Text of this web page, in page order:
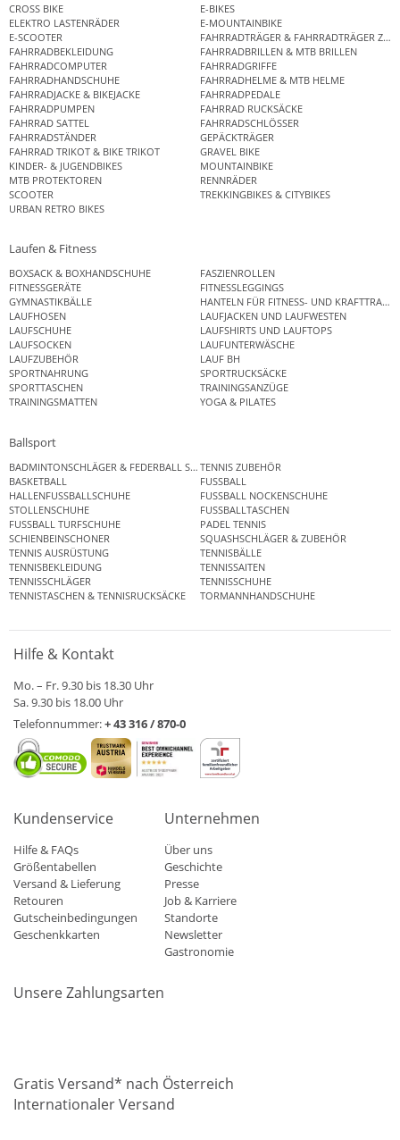
CROSS BIKE
E-BIKES
ELEKTRO LASTENRÄDER
E-MOUNTAINBIKE
E-SCOOTER
FAHRRADTRÄGER & FAHRRADTRÄGER
FAHRRADBEKLEIDUNG
FAHRRADBRILLEN & MTB BRILLEN
FAHRRADCOMPUTER
FAHRRADGRIFFE
FAHRRADHANDSCHUHE
FAHRRADHELME & MTB HELME
FAHRRADJACKE & BIKEJACKE
FAHRRADPEDALE
FAHRRADPUMPEN
FAHRRAD RUCKSÄCKE
FAHRRAD SATTEL
FAHRRADSCHLÖSSER
FAHRRADSTÄNDER
GEPÄCKTRÄGER
FAHRRAD TRIKOT & BIKE TRIKOT
GRAVEL BIKE
KINDER- & JUGENDBIKES
MOUNTAINBIKE
MTB PROTEKTOREN
RENNRÄDER
SCOOTER
TREKKINGBIKES & CITYBIKES
URBAN RETRO BIKES
Laufen & Fitness
BOXSACK & BOXHANDSCHUHE
FASZIENROLLEN
FITNESSGERÄTE
FITNESSLEGGINGS
GYMNASTIKBÄLLE
HANTELN FÜR FITNESS- UND
LAUFHOSEN
LAUFJACKEN UND LAUFWESTEN
LAUFSCHUHE
LAUFSHIRTS UND LAUFTOPS
LAUFSOCKEN
LAUFUNTERWÄSCHE
LAUFZUBEHÖR
LAUF BH
SPORTNAHRUNG
SPORTRUCKSÄCKE
SPORTTASCHEN
TRAININGSANZÜGE
TRAININGSMATTEN
YOGA & PILATES
Ballsport
BADMINTONSCHLÄGER & FEDERBALL SETSTENNIS ZUBEHÖR
BASKETBALL
FUSSBALL
HALLENFUSSBALLSCHUHE
FUSSBALL NOCKENSCHUHE
STOLLENSCHUHE
FUSSBALLTASCHEN
FUSSBALL TURFSCHUHE
PADEL TENNIS
SCHIENBEINSCHONER
SQUASHSCHLÄGER & ZUBEHÖR
TENNIS AUSRÜSTUNG
TENNISBÄLLE
TENNISBEKLEIDUNG
TENNISSAITEN
TENNISSCHLÄGER
TENNISSCHUHE
TENNISTASCHEN & TENNISRUCKSÄCKE
TORMANNHANDSCHUHE
Hilfe & Kontakt
Mo. – Fr. 9.30 bis 18.30 Uhr
Sa. 9.30 bis 18.00 Uhr
Telefonnummer:+ 43 316 / 870-0
Kundenservice
Hilfe & FAQs
Größentabellen
Versand & Lieferung
Retouren
Gutscheinbedingungen
Geschenkkarten
Unternehmen
Über uns
Geschichte
Presse
Job & Karriere
Standorte
Newsletter
Gastronomie
Unsere Zahlungsarten
Gratis Versand* nach Österreich
Internationaler Versand